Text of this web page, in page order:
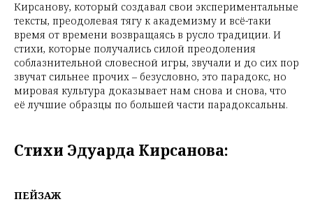
Кирсанову, который создавал свои экспериментальные
тексты, преодолевая тягу к академизму и всё-таки
время от времени возвращаясь в русло традиции. И
стихи, которые получались силой преодоления
соблазнительной словесной игры, звучали и до сих пор
звучат сильнее прочих – безусловно, это парадокс, но
мировая культура доказывает нам снова и снова, что
её лучшие образцы по большей части парадоксальны.
Стихи Эдуарда Кирсанова:
ПЕЙЗАЖ